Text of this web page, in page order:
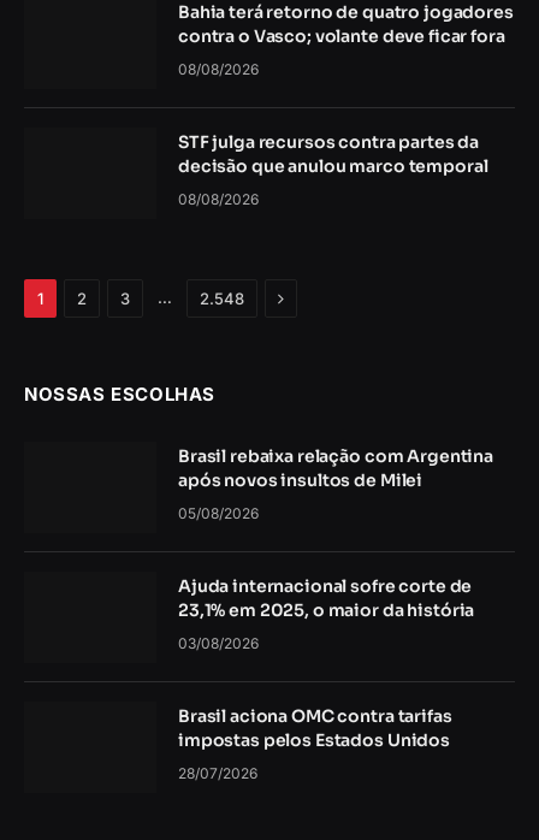
Bahia terá retorno de quatro jogadores
contra o Vasco; volante deve ficar fora
08/08/2026
STF julga recursos contra partes da
decisão que anulou marco temporal
08/08/2026
1 2 3 … 2.548 Próximo
NOSSAS ESCOLHAS
Brasil rebaixa relação com Argentina
após novos insultos de Milei
05/08/2026
Ajuda internacional sofre corte de
23,1% em 2025, o maior da história
03/08/2026
Brasil aciona OMC contra tarifas
impostas pelos Estados Unidos
28/07/2026